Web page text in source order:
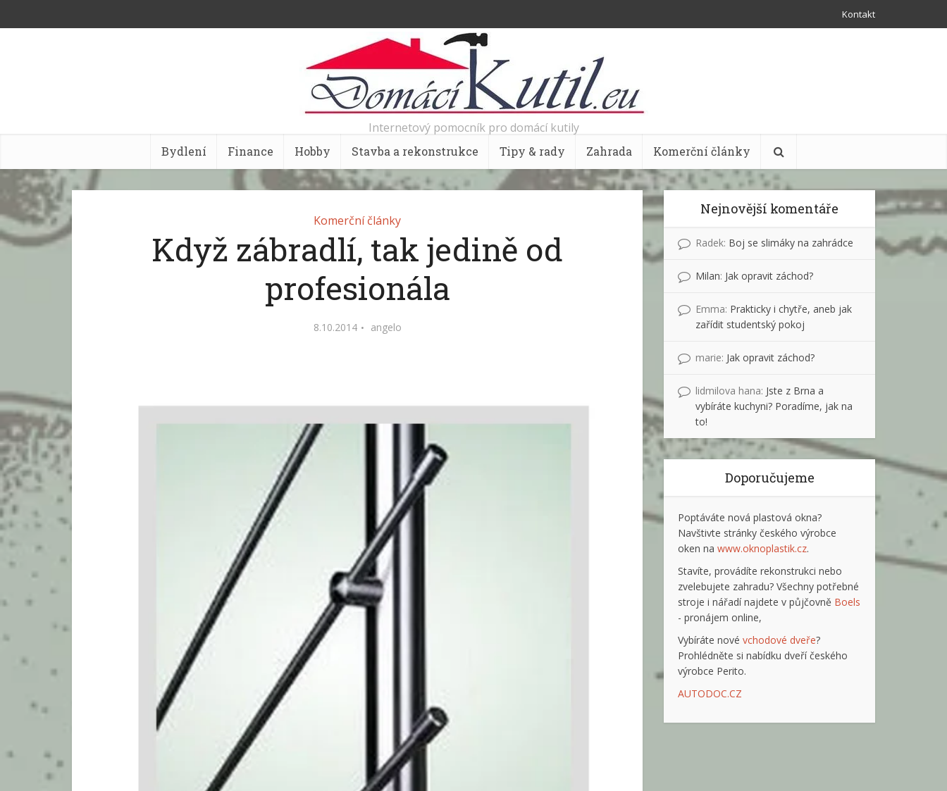
Kontakt
Internetový pomocník pro domácí kutily
Bydlení Finance Hobby Stavba a rekonstrukce Tipy & rady Zahrada Komerční články
Komerční články
Když zábradlí, tak jedině od
profesionála
8.10.2014 angelo
Nejnovější komentáře
Radek: Boj se slimáky na zahrádce
Milan: Jak opravit záchod?
Emma: Prakticky i chytře, aneb jak
zařídit studentský pokoj
marie: Jak opravit záchod?
lidmilova hana: Jste z Brna a
vybíráte kuchyni? Poradíme, jak na
to!
Doporučujeme
Poptáváte nová plastová okna?
Navštivte stránky českého výrobce
oken na www.oknoplastik.cz.
Stavíte, provádíte rekonstrukci nebo
zvelebujete zahradu? Všechny potřebné
stroje i nářadí najdete v půjčovně Boels
- pronájem online,
Vybíráte nové vchodové dveře?
Prohlédněte si nabídku dveří českého
výrobce Perito.
AUTODOC.CZ